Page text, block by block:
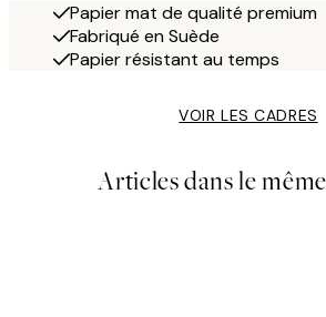
Papier mat de qualité premium
Fabriqué en Suède
Papier résistant au temps
VOIR LES CADRES
Articles dans le